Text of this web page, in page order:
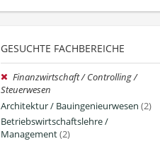
GESUCHTE FACHBEREICHE
Finanzwirtschaft / Controlling /
Steuerwesen
Architektur / Bauingenieurwesen (2)
Betriebswirtschaftslehre /
Management(2)